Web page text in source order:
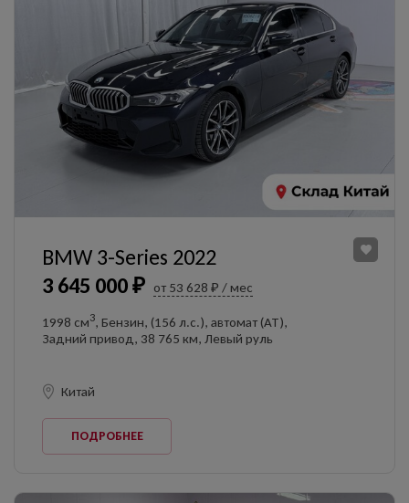
3 645 000 ₽ от 53 628 ₽ / мес
BMW 3-Series 2022
1998 см3, Бензин, (156 л.с.), автомат (AT),
Задний привод, 38 765 км, Левый руль
Китай
ПОДРОБНЕЕ